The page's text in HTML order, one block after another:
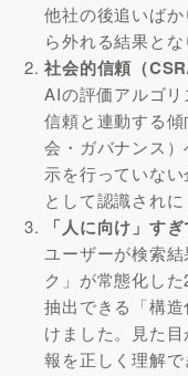
他社の後追いば
ら外れる結果とな
社会的信頼（
AIの評価アルゴ
信頼と連動する
会・ガバナンス
示を行っていない
として認識されに
「人に向け」す
ユーザーが検索
ク」が常態化し
抽出できる「構
けました。見た
報を正しく理解で